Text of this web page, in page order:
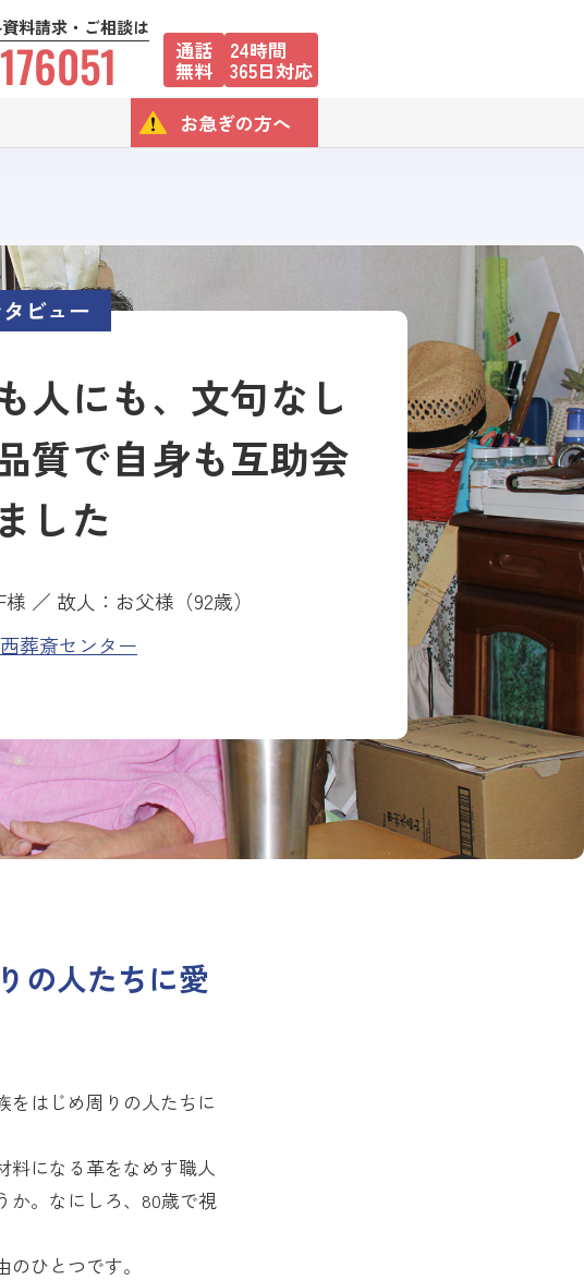
料請求・ご相談は
通話
無料
24時間
365日対応
お急ぎの方へ
ビュー
人にも、文句なし
質で自身も互助会
した
様 ／ 故人：お父様（92歳）
葬斎センター
の人たちに愛
をはじめ周りの人たちに
料になる革をなめす職人
か。なにしろ、80歳で視
ひとつです。